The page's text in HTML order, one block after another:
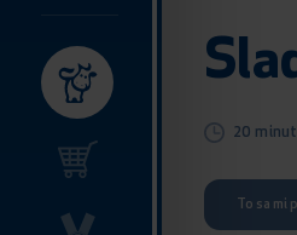
20 minut
To sa mi